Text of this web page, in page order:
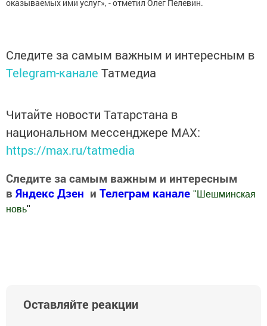
оказываемых ими услуг», - отметил Олег Пелевин.
Следите за самым важным и интересным в
Telegram-канале Татмедиа
Читайте новости Татарстана в
национальном мессенджере MАХ:
https://max.ru/tatmedia
Следите за самым важным и интересным
в Яндекс Дзен и Телеграм канале " Шешминская
новь"
Оставляйте реакции